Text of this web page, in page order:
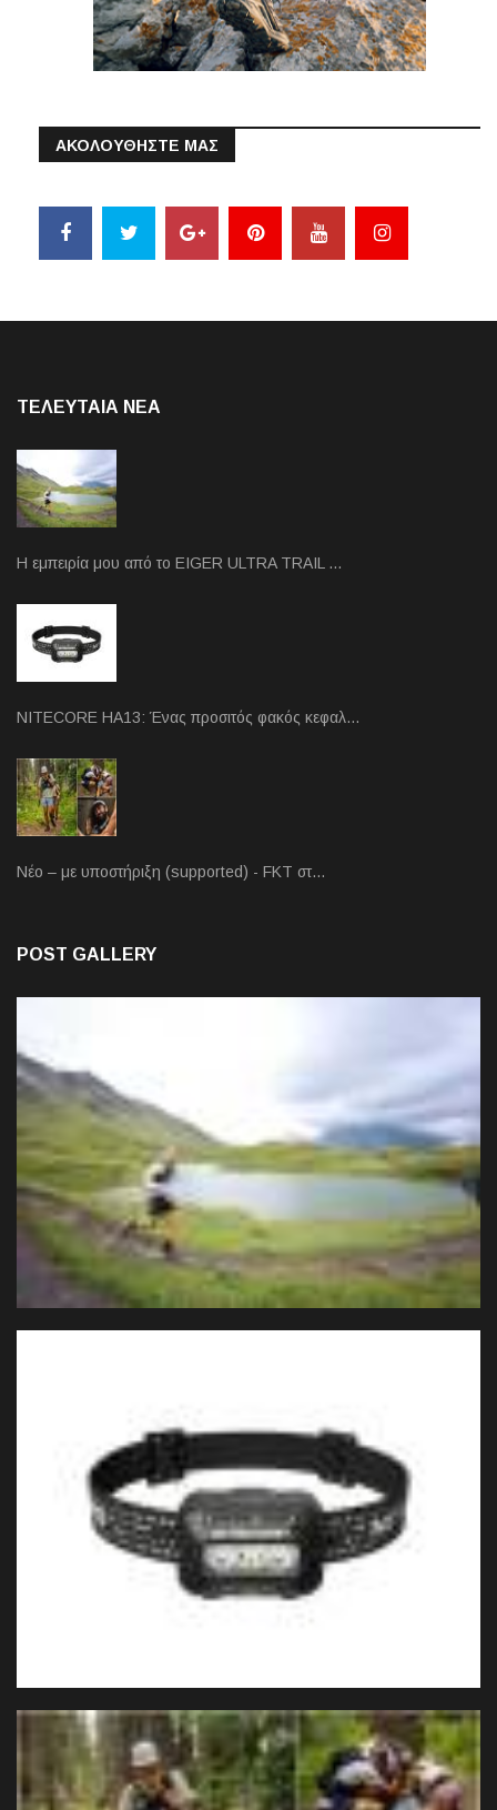
ΑΚΟΛΟΥΘΗΣΤΕ ΜΑΣ
ΤΕΛΕΥΤΑΙΑ NEA
Η εμπειρία μου από το EIGER ULTRA TRAIL …
NITECORE HA13: Ένας προσιτός φακός κεφαλ…
Νέο – με υποστήριξη (supported) - FKT στ…
POST GALLERY